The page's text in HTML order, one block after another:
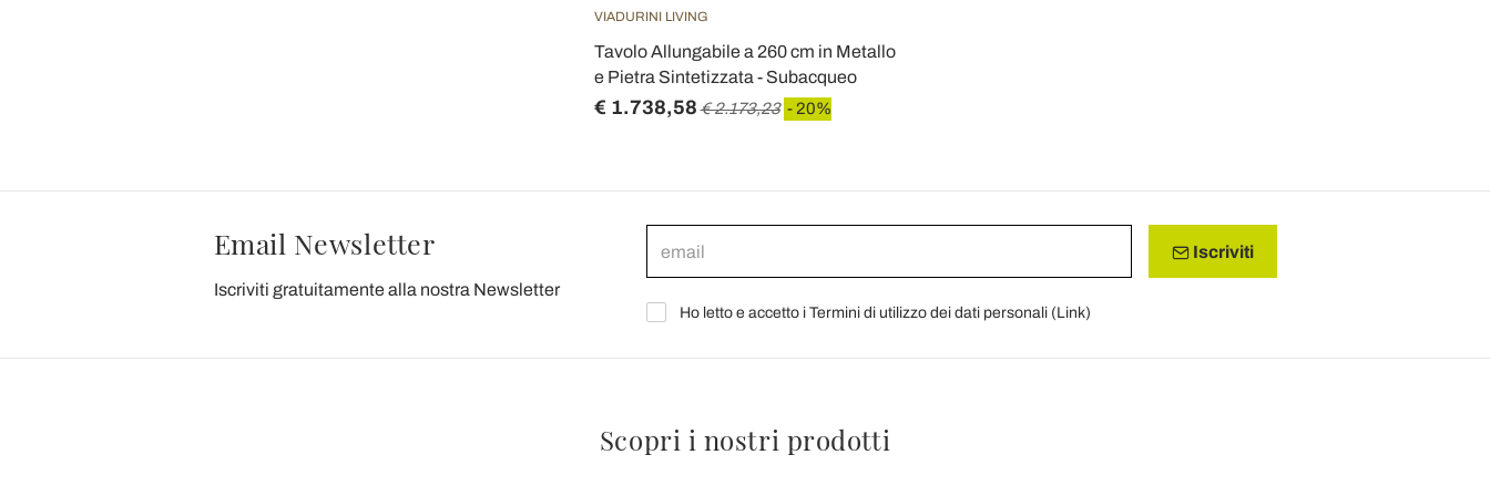
VIADURINI LIVING
Tavolo Allungabile a 260 cm in Metallo
e Pietra Sintetizzata - Subacqueo
€ 1.738,58 € 2.173,23 - 20%
Email Newsletter
Iscriviti gratuitamente alla nostra Newsletter
Iscriviti
Ho letto e accetto i Termini di utilizzo dei dati personali (Link)
Scopri i nostri prodotti